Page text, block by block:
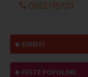
EVENTI
FESTE POPOLARI